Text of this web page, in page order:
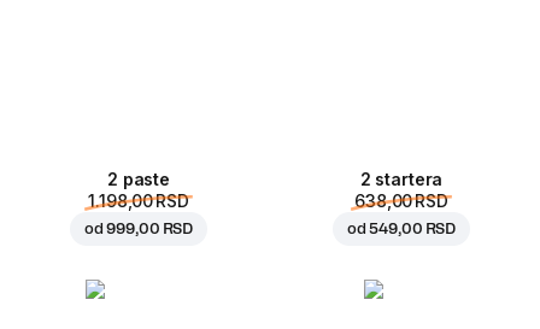
2 paste
1.198,00 RSD
od999,00 RSD
2 startera
638,00 RSD
od549,00 RSD